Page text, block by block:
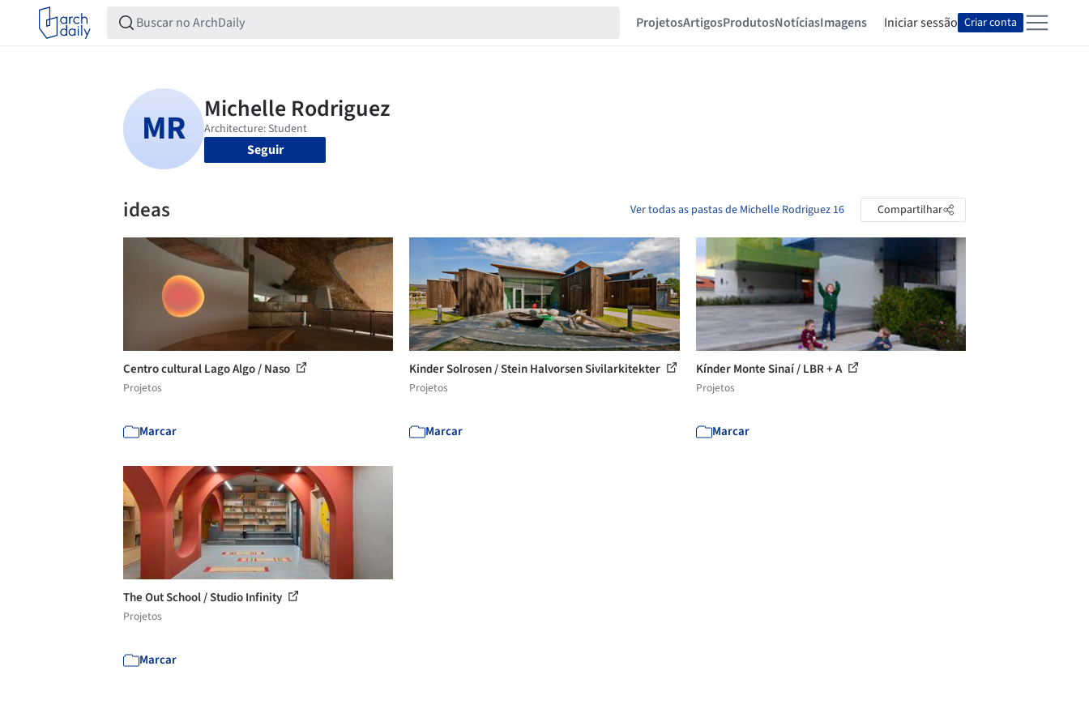
ProjetosArtigosProdutosNotíciasImagens Iniciar sessão Criar conta
Seguir
ideas Ver todas as pastas de Michelle Rodriguez 16 Compartilhar
Centro cultural Lago Algo / Naso
Projetos
Marcar
Kinder Solrosen / Stein Halvorsen Sivilarkitekter
Projetos
Marcar
Kínder Monte Sinaí / LBR + A
Projetos
Marcar
The Out School / Studio Infinity
Projetos
Marcar